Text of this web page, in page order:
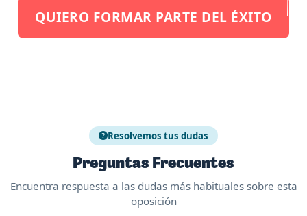
QUIERO FORMAR PARTE DEL ÉXITO
Resolvemos tus dudas
Preguntas Frecuentes
Encuentra respuesta a las dudas más habituales sobre esta
oposición